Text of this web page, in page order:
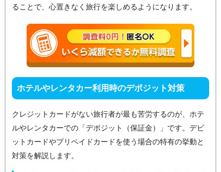
ることで、心置きなく旅行を楽しめるようになります。
ホテルやレンタカー利用時のデポジット対策
クレジットカードがない旅行者が最も苦労するのが、ホテ
ルやレンタカーでの「デポジット（保証金）」です。デビ
ットカードやプリペイドカードを使う場合の特有の挙動と
対策を解説します。